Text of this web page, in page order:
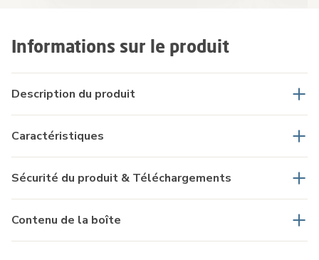
Informations sur le produit
Description du produit
Caractéristiques
Sécurité du produit & Téléchargements
Contenu de la boîte